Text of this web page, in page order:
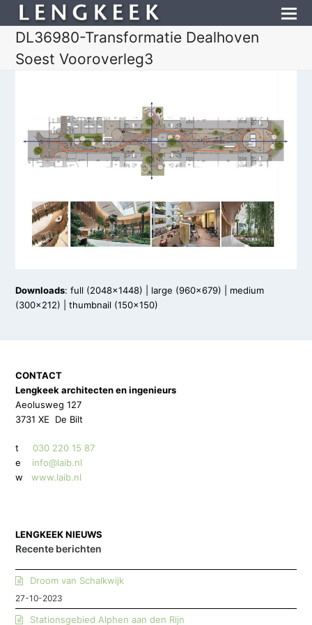
DL36980-Transformatie Dealhoven
Soest Vooroverleg3
Downloads:full (2048x1448) large (960x679)
medium
(300x212) |thumbnail (150x150)
CONTACT
Lengkeek architecten en ingenieurs
Aeolusweg 127
3731 XE De Bilt
t030 220 15 87
e info@laib.nl
w
www.laib.nl
LENGKEEK NIEUWS
Recente berichten
Droom van Schalkwijk
27-10-2023
Stationsgebied Alphen aan den Rijn